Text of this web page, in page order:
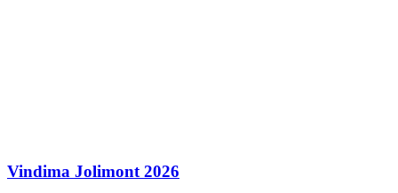
Vindima Jolimont 2026